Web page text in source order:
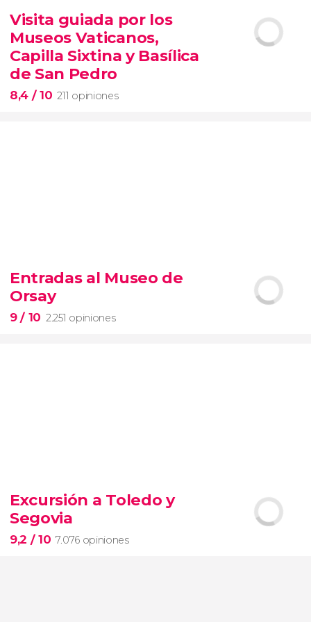
entrada al SUMMIT de Nueva York
miradores más icónicos de Manhattan
evitar las colas
opción VIP
Visita guiada por los
Museos Vaticanos,
Capilla Sixtina y Basílica
de San Pedro
8,4 / 10 211 opiniones
Piedad
Museos Vaticanos
Basílica de San
Entradas al Museo de
Orsay
9/ 10 2.251 opiniones
pinturas impresionistas
más famosas del mundo
Excursión a Toledo y
Segovia
9,2 / 10 7.076 opiniones